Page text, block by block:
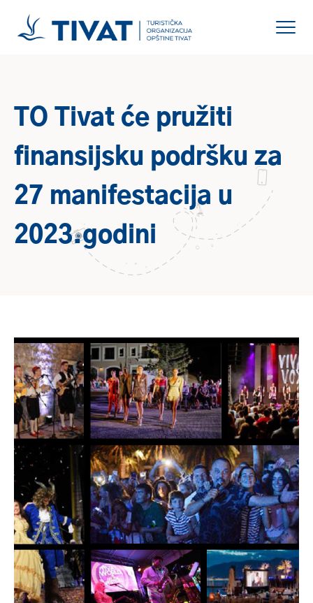
TO Tivat će pružiti
finansijsku podršku za
27 manifestacija u
2023.godini